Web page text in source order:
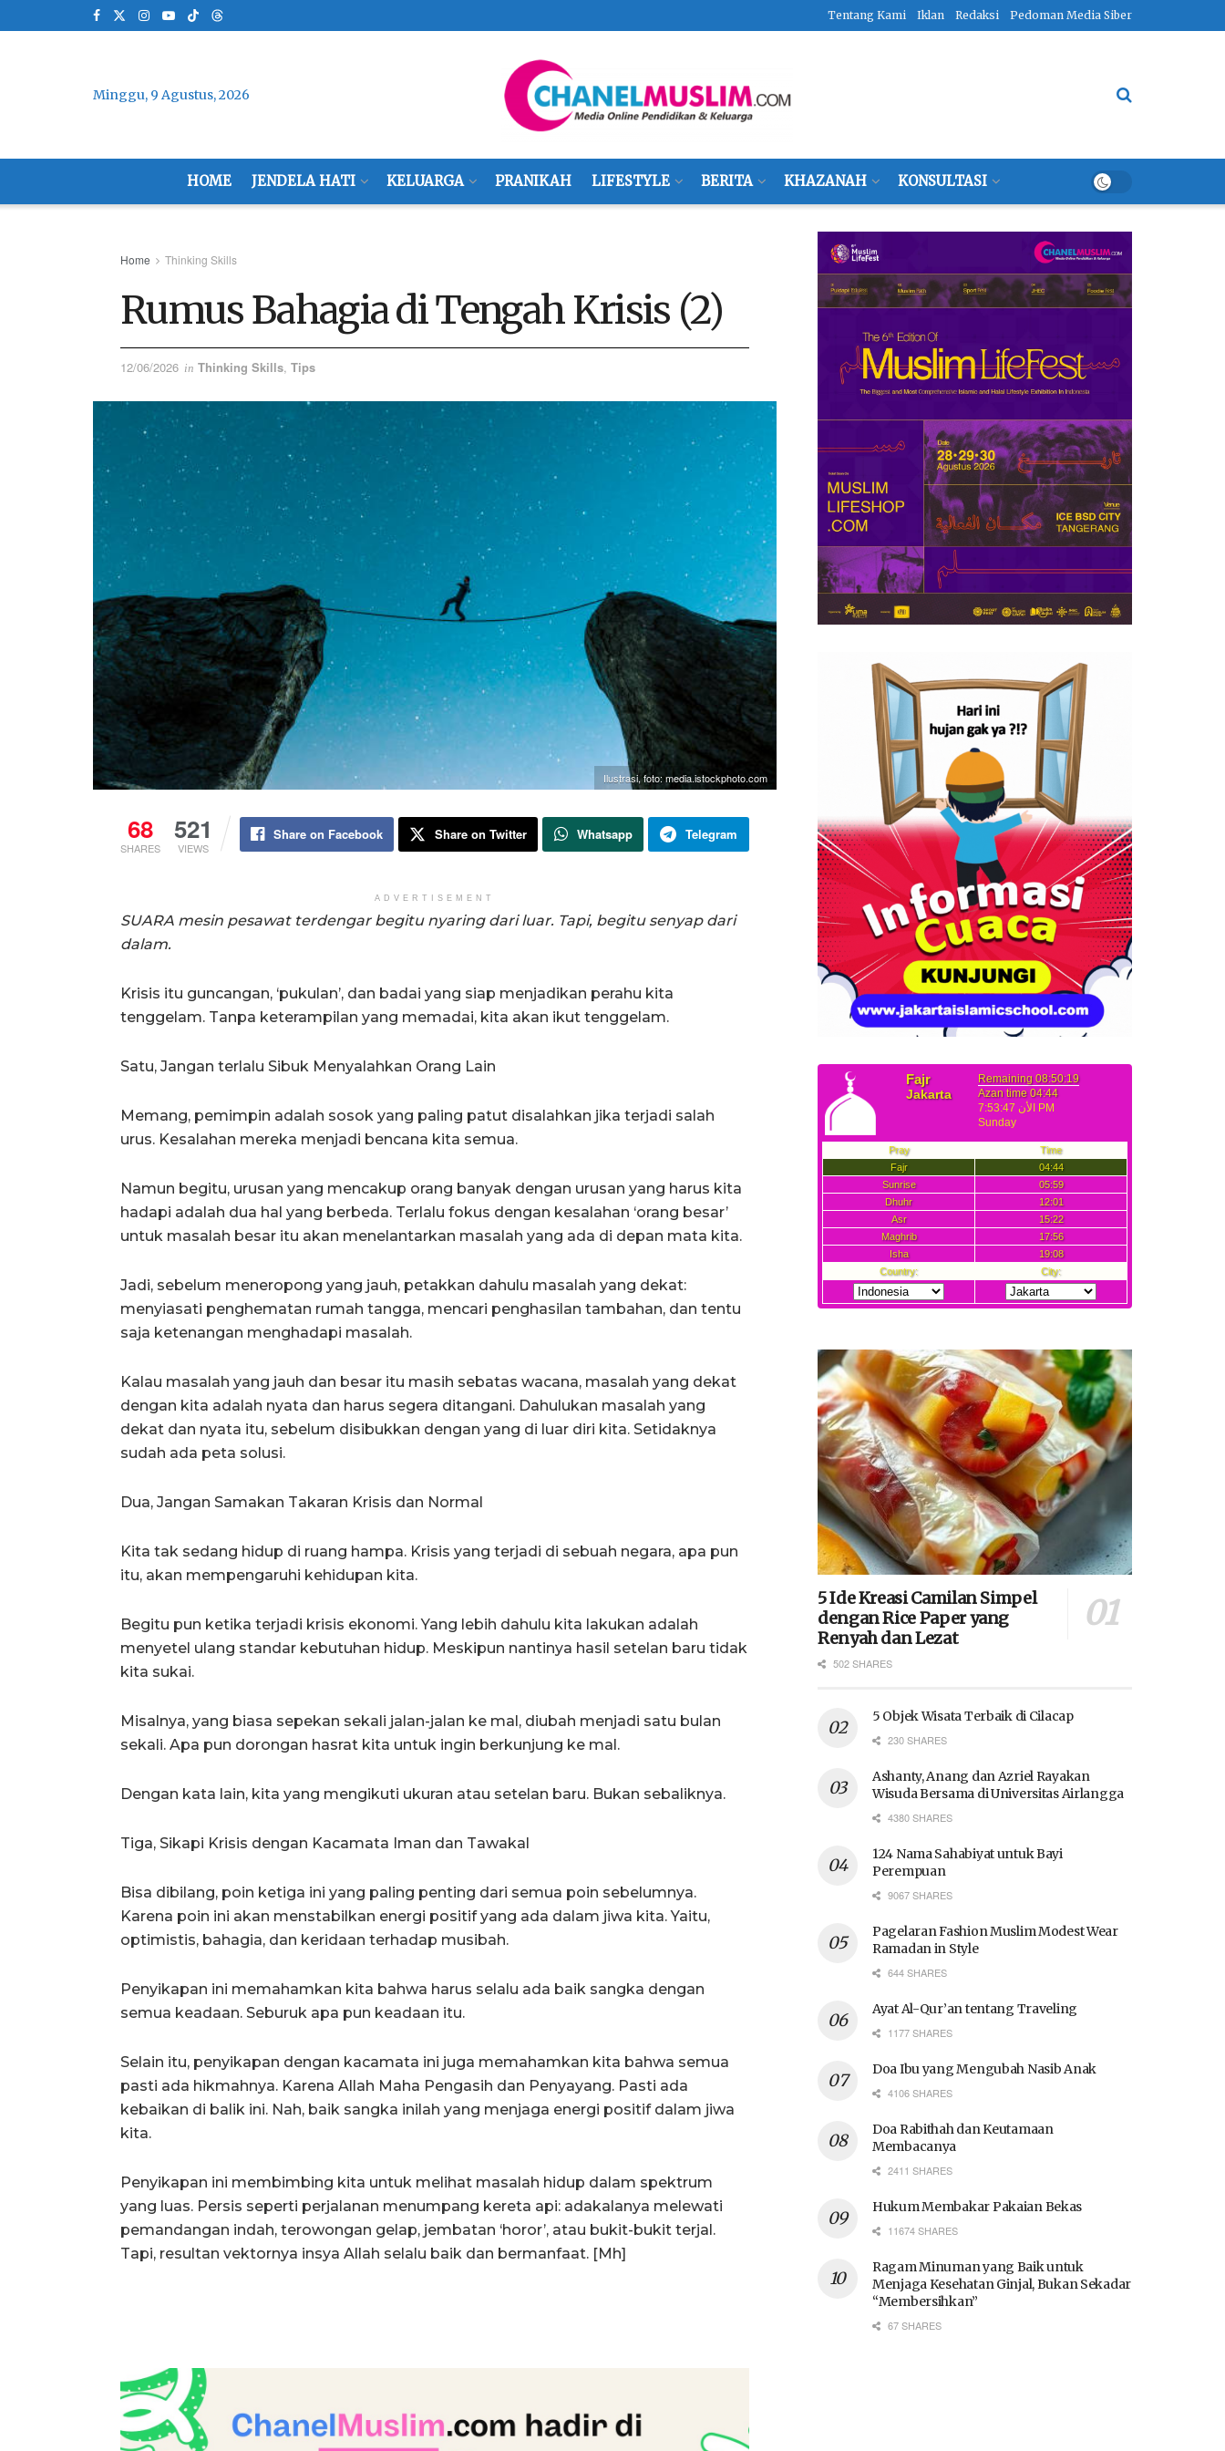
Tentang Kami Iklan Redaksi Pedoman Media Siber
Minggu, 9 Agustus, 2026
HOME JENDELA HATI KELUARGA PRANIKAH LIFESTYLE BERITA KHAZANAH KONSULTASI
Home Thinking Skills
Rumus Bahagia di Tengah Krisis (2)
12/06/2026 in Thinking Skills, Tips
Ilustrasi, foto: media.istockphoto.com
68
SHARES
521
VIEWS
Share on Facebook Share on Twitter Whatsapp Telegram
ADVERTISEMENT
SUARA mesin pesawat terdengar begitu nyaring dari luar. Tapi, begitu senyap dari
dalam.
Krisis itu guncangan, ‘pukulan’, dan badai yang siap menjadikan perahu kita
tenggelam. Tanpa keterampilan yang memadai, kita akan ikut tenggelam.
Satu, Jangan terlalu Sibuk Menyalahkan Orang Lain
Memang, pemimpin adalah sosok yang paling patut disalahkan jika terjadi salah
urus. Kesalahan mereka menjadi bencana kita semua.
Namun begitu, urusan yang mencakup orang banyak dengan urusan yang harus kita
hadapi adalah dua hal yang berbeda. Terlalu fokus dengan kesalahan ‘orang besar’
untuk masalah besar itu akan menelantarkan masalah yang ada di depan mata kita.
Jadi, sebelum meneropong yang jauh, petakkan dahulu masalah yang dekat:
menyiasati penghematan rumah tangga, mencari penghasilan tambahan, dan tentu
saja ketenangan menghadapi masalah.
Kalau masalah yang jauh dan besar itu masih sebatas wacana, masalah yang dekat
dengan kita adalah nyata dan harus segera ditangani. Dahulukan masalah yang
dekat dan nyata itu, sebelum disibukkan dengan yang di luar diri kita. Setidaknya
sudah ada peta solusi.
Dua, Jangan Samakan Takaran Krisis dan Normal
Kita tak sedang hidup di ruang hampa. Krisis yang terjadi di sebuah negara, apa pun
itu, akan mempengaruhi kehidupan kita.
Begitu pun ketika terjadi krisis ekonomi. Yang lebih dahulu kita lakukan adalah
menyetel ulang standar kebutuhan hidup. Meskipun nantinya hasil setelan baru tidak
kita sukai.
Misalnya, yang biasa sepekan sekali jalan-jalan ke mal, diubah menjadi satu bulan
sekali. Apa pun dorongan hasrat kita untuk ingin berkunjung ke mal.
Dengan kata lain, kita yang mengikuti ukuran atau setelan baru. Bukan sebaliknya.
Tiga, Sikapi Krisis dengan Kacamata Iman dan Tawakal
Bisa dibilang, poin ketiga ini yang paling penting dari semua poin sebelumnya.
Karena poin ini akan menstabilkan energi positif yang ada dalam jiwa kita. Yaitu,
optimistis, bahagia, dan keridaan terhadap musibah.
Penyikapan ini memahamkan kita bahwa harus selalu ada baik sangka dengan
semua keadaan. Seburuk apa pun keadaan itu.
Selain itu, penyikapan dengan kacamata ini juga memahamkan kita bahwa semua
pasti ada hikmahnya. Karena Allah Maha Pengasih dan Penyayang. Pasti ada
kebaikan di balik ini. Nah, baik sangka inilah yang menjaga energi positif dalam jiwa
kita.
Penyikapan ini membimbing kita untuk melihat masalah hidup dalam spektrum
yang luas. Persis seperti perjalanan menumpang kereta api: adakalanya melewati
pemandangan indah, terowongan gelap, jembatan ‘horor’, atau bukit-bukit terjal.
Tapi, resultan vektornya insya Allah selalu baik dan bermanfaat. [Mh]
5 Ide Kreasi Camilan Simpel
dengan Rice Paper yang
Renyah dan Lezat
502 SHARES
5 Objek Wisata Terbaik di Cilacap
230 SHARES
Ashanty, Anang dan Azriel Rayakan
Wisuda Bersama di Universitas Airlangga
4380 SHARES
124 Nama Sahabiyat untuk Bayi
Perempuan
9067 SHARES
Pagelaran Fashion Muslim Modest Wear
Ramadan in Style
644 SHARES
Ayat Al-Qur’an tentang Traveling
1177 SHARES
Doa Ibu yang Mengubah Nasib Anak
4106 SHARES
Doa Rabithah dan Keutamaan
Membacanya
2411 SHARES
Hukum Membakar Pakaian Bekas
11674 SHARES
Ragam Minuman yang Baik untuk
Menjaga Kesehatan Ginjal, Bukan Sekadar
“Membersihkan”
67 SHARES